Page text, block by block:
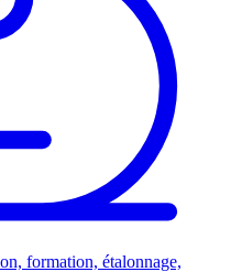
formation, étalonnage,